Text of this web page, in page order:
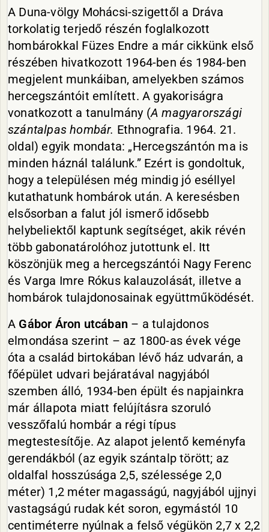
A Duna-völgy Mohácsi-szigettől a Dráva
torkolatig terjedő részén foglalkozott
hombárokkal Füzes Endre a már cikkünk első
részében hivatkozott 1964-ben és 1984-ben
megjelent munkáiban, amelyekben számos
hercegszántóit említett. A gyakoriságra
vonatkozott a tanulmány (A magyarországi
szántalpas hombár. Ethnografia. 1964. 21.
oldal) egyik mondata: „Hercegszántón ma is
minden háznál találunk.” Ezért is gondoltuk,
hogy a településen még mindig jó eséllyel
kutathatunk hombárok után. A keresésben
elsősorban a falut jól ismerő idősebb
helybeliektől kaptunk segítséget, akik révén
több gabonatárolóhoz jutottunk el. Itt
köszönjük meg a hercegszántói Nagy Ferenc
és Varga Imre Rókus kalauzolását, illetve a
hombárok tulajdonosainak együttműködését.
A Gábor Áron utcában – a tulajdonos
elmondása szerint – az 1800-as évek vége
óta a család birtokában lévő ház udvarán, a
főépület udvari bejáratával nagyjából
szemben álló, 1934-ben épült és napjainkra
már állapota miatt felújításra szoruló
vesszőfalú hombár a régi típus
megtestesítője. Az alapot jelentő keményfa
gerendákból (az egyik szántalp törött; az
oldalfal hosszúsága 2,5, szélessége 2,0
méter) 1,2 méter magasságú, nagyjából ujjnyi
vastagságú rudak két soron, egymástól 10
centiméterre nyúlnak a felső végükön 2,7 x 2,2